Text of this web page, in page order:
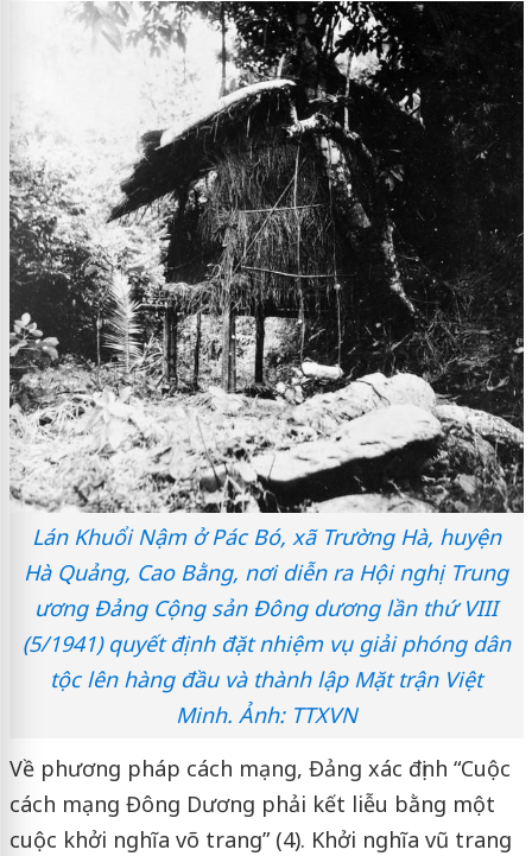
Lán Khuổi Nậm ở Pác Bó, xã Trường Hà, huyện
Hà Quảng, Cao Bằng, nơi diễn ra Hội nghị Trung
ương Đảng Cộng sản Đông dương lần thứ VIII
(5/1941) quyết định đặt nhiệm vụ giải phóng dân
tộc lên hàng đầu và thành lập Mặt trận Việt
Minh. Ảnh: TTXVN
Về phương pháp cách mạng, Đảng xác định “Cuộc
cách mạng Đông Dương phải kết liễu bằng một
cuộc khởi nghĩa võ trang” (4). Khởi nghĩa vũ trang